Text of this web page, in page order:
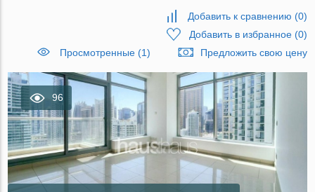
Добавить к сравнению (0)
Добавить в избранное(0)
Просмотренные (1)
Предложить свою цену
96